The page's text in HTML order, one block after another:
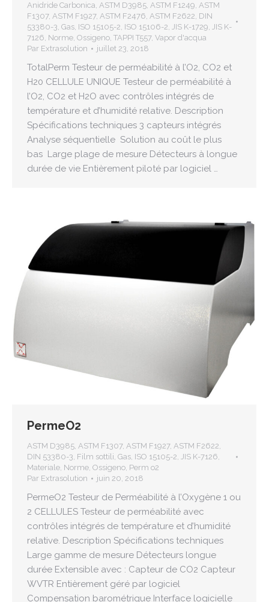
Anidride Carbonica, ASTM D3985, ASTM F1249, ASTM
F1307, ASTM F1927, ASTM F2476, ASTM F2622, DIN
53380-3, Gas, ISO 15105-2, ISO 15106-2, JIS K-1729, JIS K-
7126, Norme, Ossigeno, TAPPI T557, Vapor d'acqua
Par Extrasolution juillet 23, 2018
TotalPerm Testeur de perméabilité à l’O2, CO2 et
H20 CELLULE UNIQUE Testeur de perméabilité à
l’O2, CO2 et H2O avec contrôles intégrés de
température et d’humidité relative. Description
Spécifications techniques 3 capteurs intégrés
Analyse séquentielle Solution au coût le plus
bas Large plage de mesure Détecteurs à longue
durée de vie Entièrement piloté par logiciel …
PermeO2
ASTM D3985, ASTM F1307, ASTM F1927, ASTM F2622,
DIN 53380-3, Film sottili, Gas, ISO 15105-2, JIS K-7126,
Materiale, Norme, Ossigeno, Perm o2
Par Extrasolution juin 20, 2018
PermeO2 Testeur de Perméabilité à l’Oxygène 1 ou
2 CELLULES Testeur de perméabilité avec
contrôles intégrés de température et d’humidité
relative. Description Spécifications techniques
Large gamme de mesure Détecteurs longue
durée Extensible avec : Capteur de CO2 Capteur
WVTR Entièrement géré par logiciel
Compensation barométrique Interface logicielle